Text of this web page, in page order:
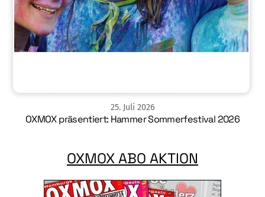
25. Juli 2026
OXMOX präsentiert: Hammer Sommerfestival 2026
OXMOX ABO AKTION